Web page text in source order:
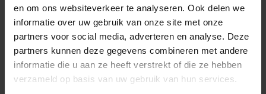
en om ons websiteverkeer te analyseren. Ook delen we
informatie over uw gebruik van onze site met onze
partners voor social media, adverteren en analyse. Deze
partners kunnen deze gegevens combineren met andere
informatie die u aan ze heeft verstrekt of die ze hebben
verzameld op basis van uw gebruik van hun services.
DOWNLOADS